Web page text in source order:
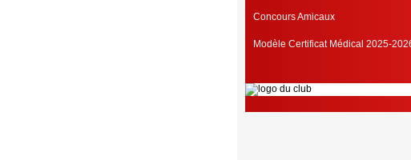
Concours Amicaux
Modèle Certificat Médical 2025-